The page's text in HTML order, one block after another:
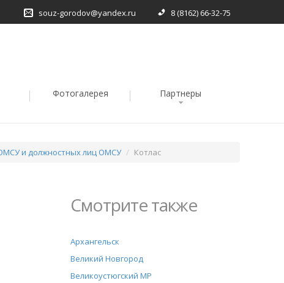
souz-gorodov@yandex.ru 8 (8162) 66-32-75
Фотогалерея Партнеры
и должностных лиц ОМСУ Котлас
Смотрите также
Архангельск
Великий Новгород
Великоустюгский МР